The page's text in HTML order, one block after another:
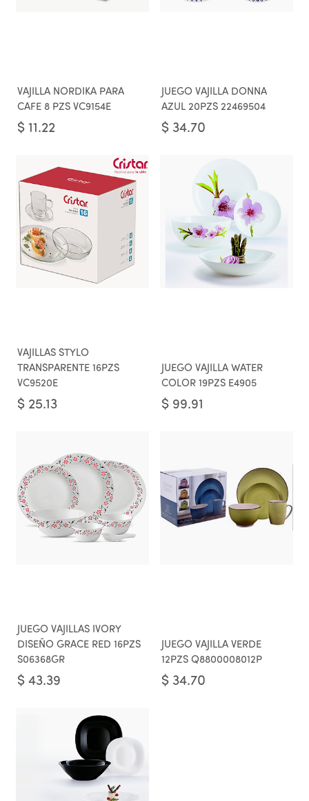
VAJILLA NORDIKA PARA
CAFE 8 PZS VC9154E
$ 11.22
JUEGO VAJILLA DONNA
AZUL 20PZS 22469504
$ 34.70
VAJILLAS STYLO
TRANSPARENTE 16PZS
VC9520E
$ 25.13
JUEGO VAJILLA WATER
COLOR 19PZS E4905
$ 99.91
JUEGO VAJILLAS IVORY
DISEÑO GRACE RED 16PZS
S06368GR
$ 43.39
JUEGO VAJILLA VERDE
12PZS Q8800008012P
$ 34.70